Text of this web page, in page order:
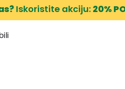
Iskoristite akciju: 20%